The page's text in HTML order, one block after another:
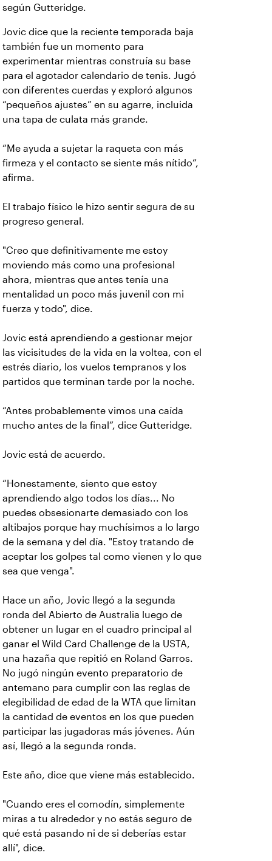
según Gutteridge.
Jovic dice que la reciente temporada baja
también fue un momento para
experimentar mientras construía su base
para el agotador calendario de tenis. Jugó
con diferentes cuerdas y exploró algunos
“pequeños ajustes” en su agarre, incluida
una tapa de culata más grande.
“Me ayuda a sujetar la raqueta con más
firmeza y el contacto se siente más nítido”,
afirma.
El trabajo físico le hizo sentir segura de su
progreso general.
"Creo que definitivamente me estoy
moviendo más como una profesional
ahora, mientras que antes tenía una
mentalidad un poco más juvenil con mi
fuerza y todo", dice.
Jovic está aprendiendo a gestionar mejor
las vicisitudes de la vida en la voltea, con el
estrés diario, los vuelos tempranos y los
partidos que terminan tarde por la noche.
“Antes probablemente vimos una caída
mucho antes de la final”, dice Gutteridge.
Jovic está de acuerdo.
“Honestamente, siento que estoy
aprendiendo algo todos los días... No
puedes obsesionarte demasiado con los
altibajos porque hay muchísimos a lo largo
de la semana y del día. "Estoy tratando de
aceptar los golpes tal como vienen y lo que
sea que venga".
Hace un año, Jovic llegó a la segunda
ronda del Abierto de Australia luego de
obtener un lugar en el cuadro principal al
ganar el Wild Card Challenge de la USTA,
una hazaña que repitió en Roland Garros.
No jugó ningún evento preparatorio de
antemano para cumplir con las reglas de
elegibilidad de edad de la WTA que limitan
la cantidad de eventos en los que pueden
participar las jugadoras más jóvenes. Aún
así, llegó a la segunda ronda.
Este año, dice que viene más establecido.
"Cuando eres el comodín, simplemente
miras a tu alrededor y no estás seguro de
qué está pasando ni de si deberías estar
allí", dice.